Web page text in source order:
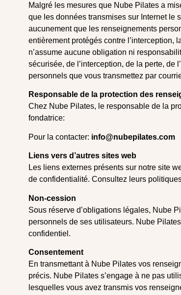
Malgré les mesures que Nube Pilates a
que les données transmises sur Internet le
aucunement que les renseignements
entièrement protégés contre l’interception,
n’assume aucune obligation ni
sécurisée, de l’interception, de la perte,
personnels que vous transmettez par
Responsable de la protection des
Chez Nube Pilates, le responsable de la
fondatrice:
Pour la contacter: info@nubepilates.com
Liens vers d’autres sites web
Les liens externes présents sur notre site
de confidentialité. Consultez leurs
Non-cession
Sous réserve d’obligations légales, Nube
personnels de ses utilisateurs. Nube
confidentiel.
Consentement
En transmettant à Nube Pilates vos
précis. Nube Pilates s’engage à ne pas
lesquelles vous avez transmis vos